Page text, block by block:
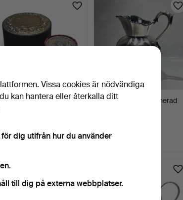
2 askar med lock i
silver samt grö…
35 USD
Kanna med godronnerad
Värdering
Vissa cookies är nödvändiga
kan hantera eller återkalla ditt
dig utifrån hur du använder
till dig på externa webbplatser.